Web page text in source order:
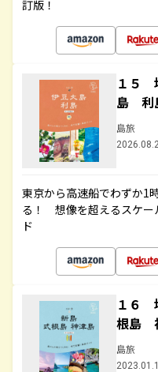
訂版！
１５
島 利
島旅
東京から高速船でわずか1
る！ 想像を超えるスケー
ド
１６
根島
島旅